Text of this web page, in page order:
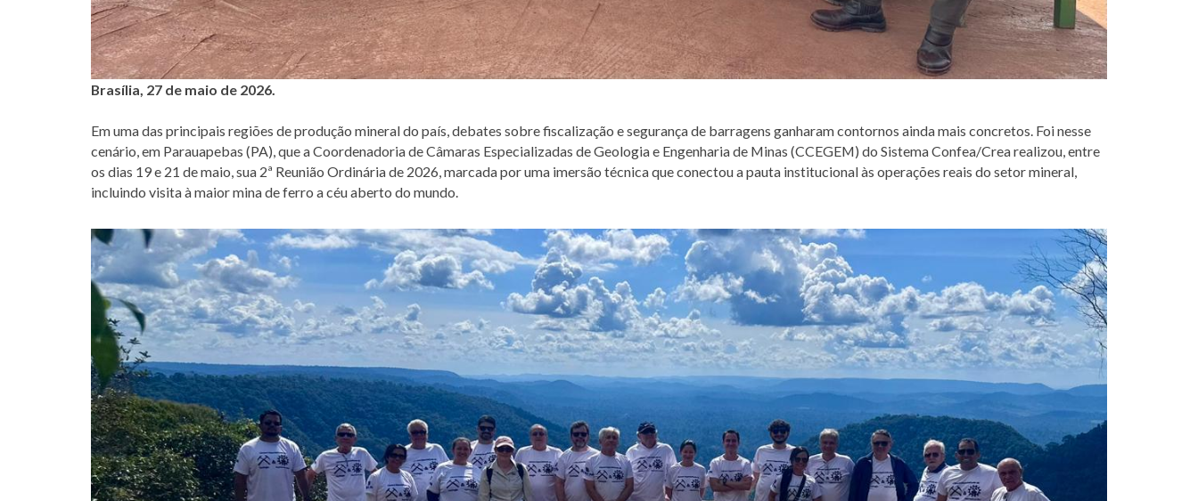
Brasília, 27 de maio de 2026.
Em uma das principais regiões de produção mineral do país, debates sobre fiscalização e segurança de barragens ganharam contornos ainda mais concretos. Foi nesse
cenário, em Parauapebas (PA), que a Coordenadoria de Câmaras Especializadas de Geologia e Engenharia de Minas (CCEGEM) do Sistema Confea/Crea realizou, entre
os dias 19 e 21 de maio, sua 2ª Reunião Ordinária de 2026, marcada por uma imersão técnica que conectou a pauta institucional às operações reais do setor mineral,
incluindo visita à maior mina de ferro a céu aberto do mundo.